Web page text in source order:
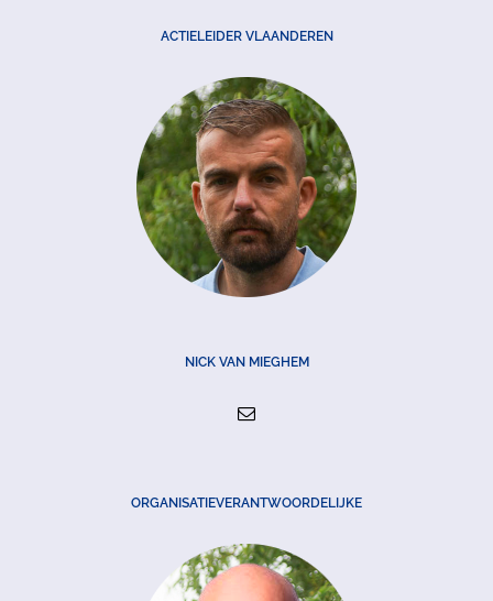
ACTIELEIDER VLAANDEREN
NICK VAN MIEGHEM
ORGANISATIEVERANTWOORDELIJKE